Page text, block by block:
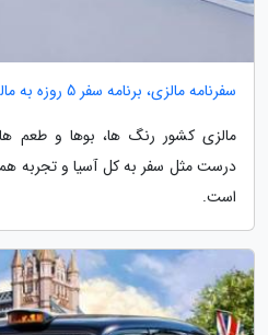
سفرنامه مالزی، برنامه سفر 5 روزه به مالزی
مالزی کشور رنگ ها، بوها و طعم
درست مثل سفر به کل آسیا و تجربه
است.